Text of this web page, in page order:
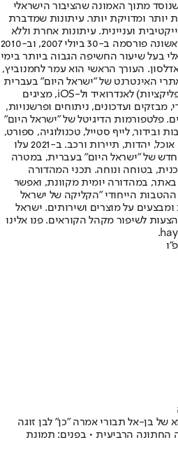
מתוך האמונה שהציבור הישראלי
יותר ומדויקת יותר. עיתונות שמדברת
ועניינית. עיתונות אחרת וללא
תשלום. המהדורה המודפסת הראשונה פורסמה ב-30 ביולי 2007, וב-2010
בעל שיעור החשיפה הגבוה ביותר בימי
העורך הראשי הוא עמר לחמנוביץ,
האינטרנט של "ישראל היום" בעברית
ובאנגלית, כמו כן היישומונים (אפליקציות) לאנדרואיד ול-iOS, מציגים
מבזקים ועדכונים, ניתוחים ופרשנויות,
פלטפורמות הדיגיטל של "ישראל היום"
ובידור, לייף סטייל, טכנולוגיה, ספורט,
כלכלה וצרכנות, בריאות, חיילים, אוכל, יהדות, תיירות ורכב. ב-2021 עלו
של "ישראל היום" בעברית, במטרה
בטוחה ונוחה. תכני המהדורה
במהדורה יומית מקוונת, ואפשר
ההטבות הייחודי "הקליקה של ישראל
על מוצרים ושירותים. ישראל
לשיפור מקהל הקוראים. פנו אלינו
של בן-אל תבורי אמרה "כן" לבן זוגה
החתונה הרביעית • בפנים: תמונת